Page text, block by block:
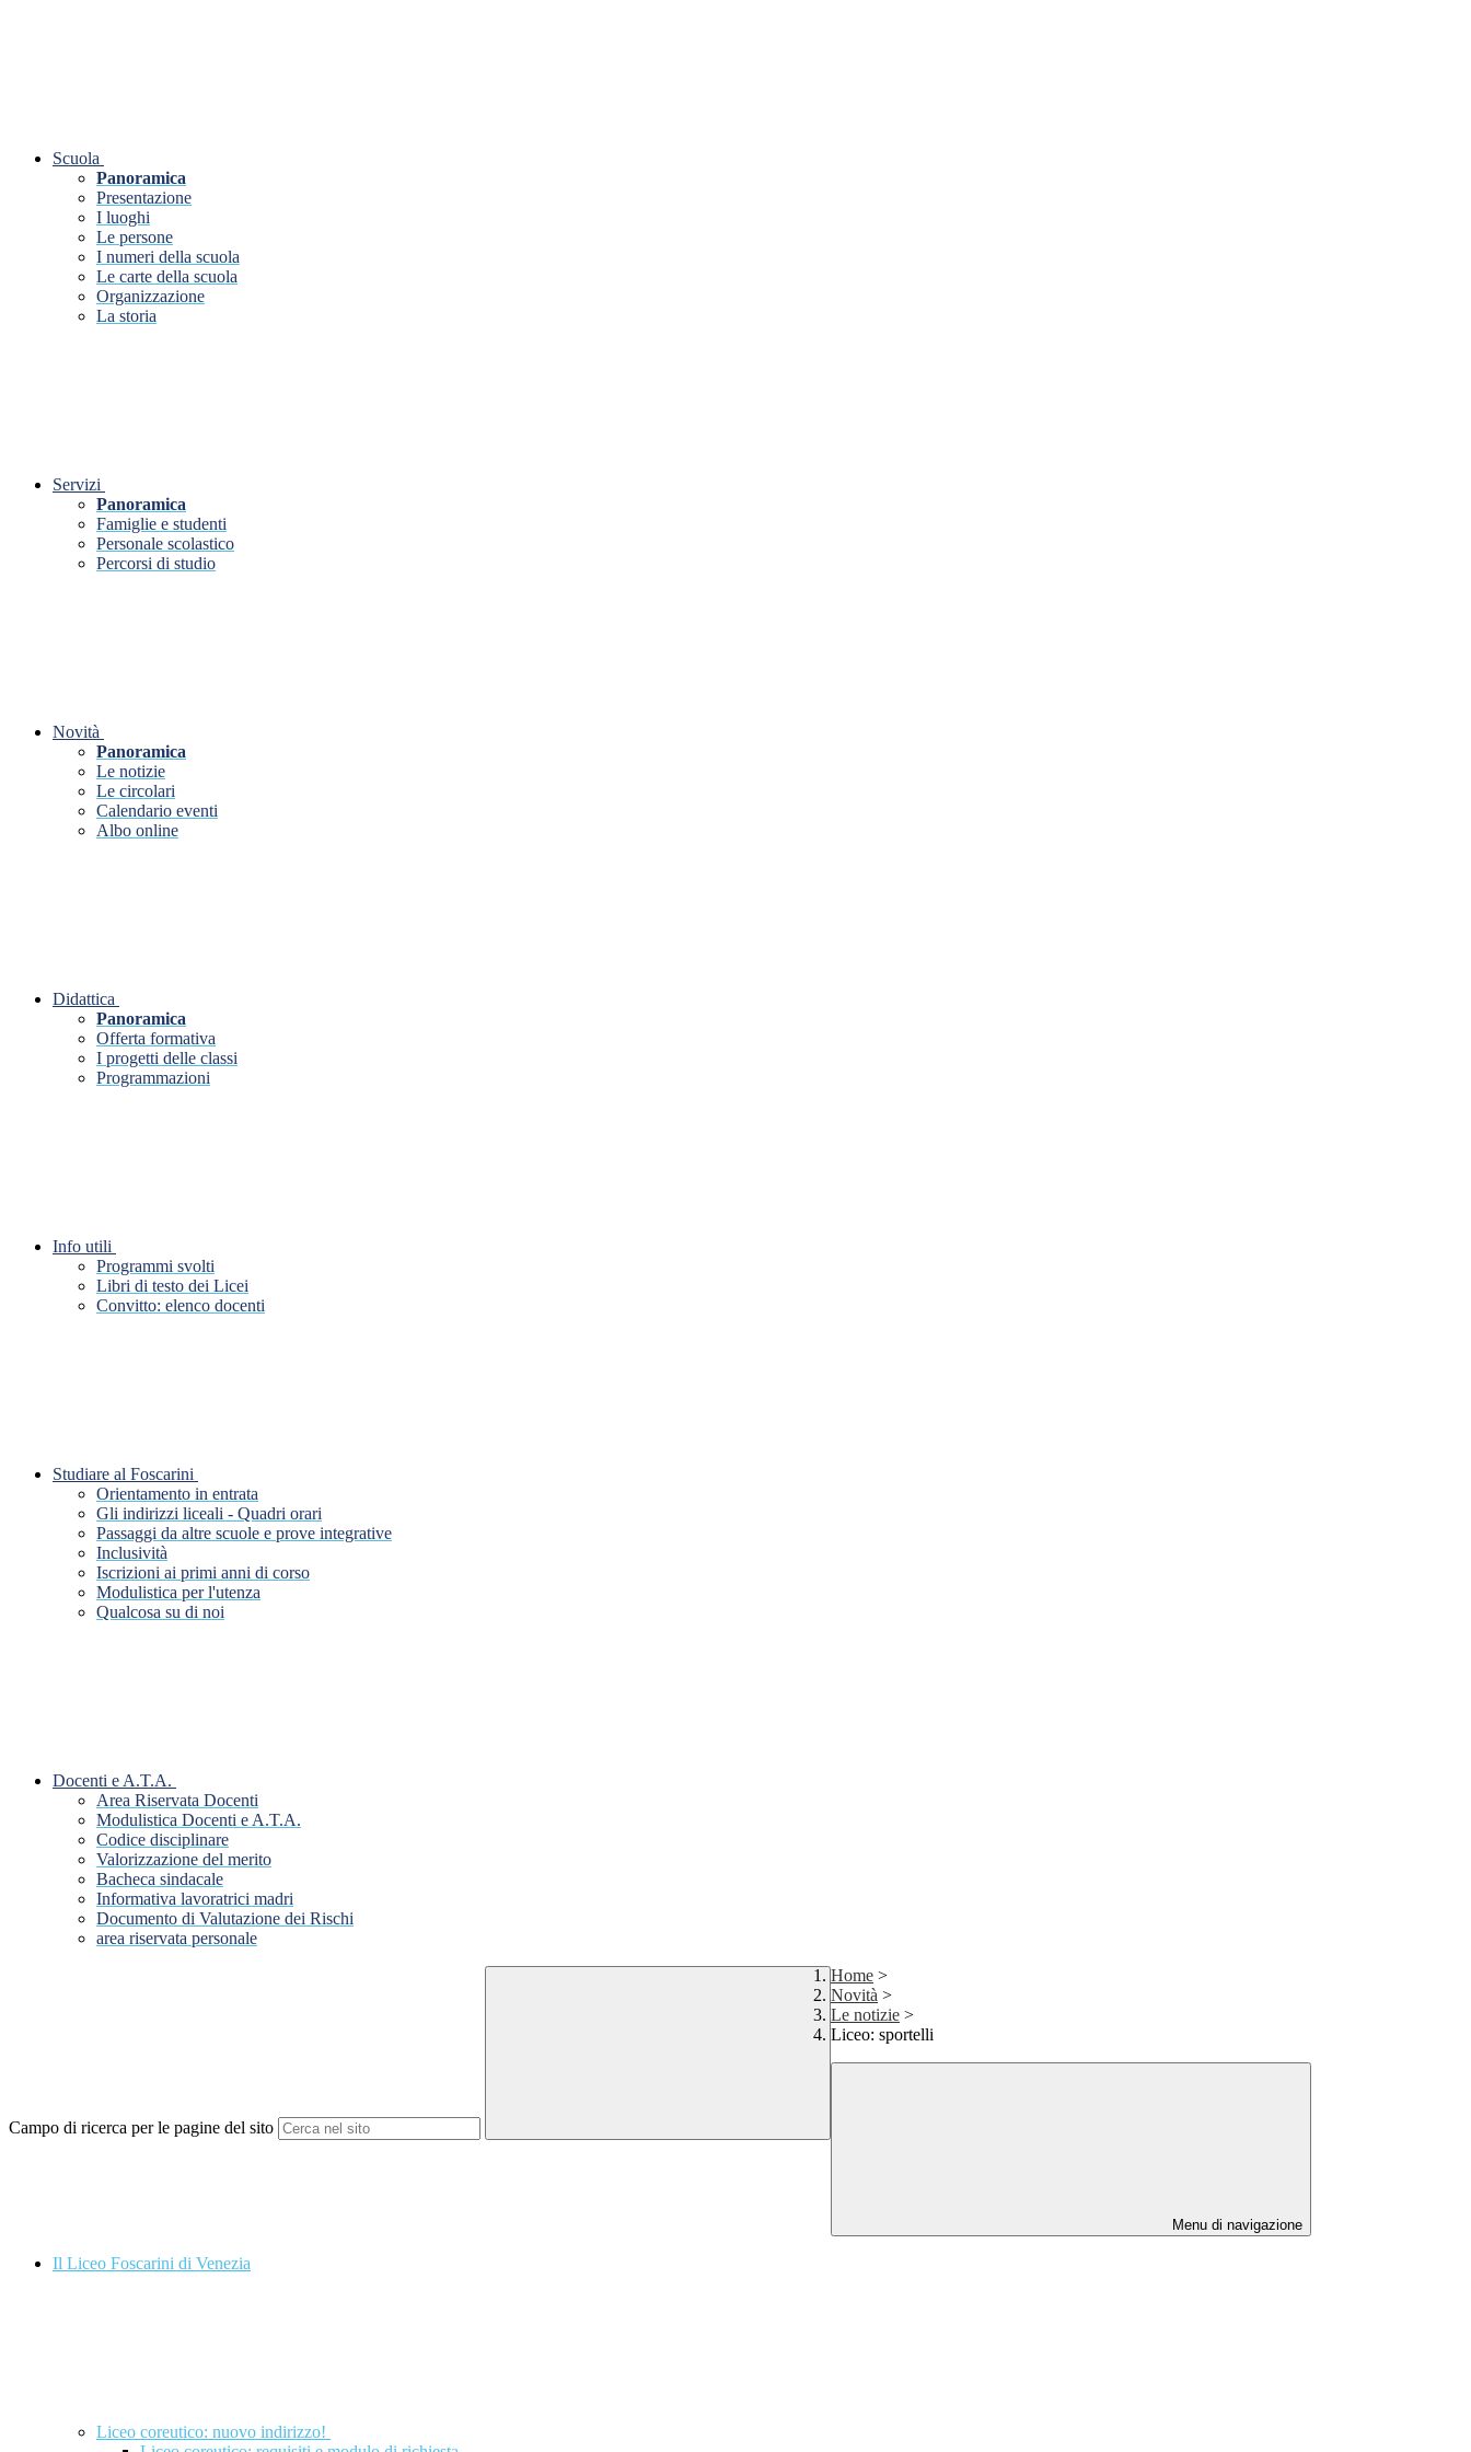
Scuola
Panoramica
Presentazione
I luoghi
Le persone
I numeri della scuola
Le carte della scuola
Organizzazione
La storia
Servizi
Panoramica
Famiglie e studenti
Personale scolastico
Percorsi di studio
Novità
Panoramica
Le notizie
Le circolari
Calendario eventi
Albo online
Didattica
Panoramica
Offerta formativa
I progetti delle classi
Programmazioni
Info utili
Programmi svolti
Libri di testo dei Licei
Convitto: elenco docenti
Studiare al Foscarini
Orientamento in entrata
Gli indirizzi liceali - Quadri orari
Passaggi da altre scuole e prove integrative
Inclusività
Iscrizioni ai primi anni di corso
Modulistica per l'utenza
Qualcosa su di noi
Docenti e A.T.A.
Area Riservata Docenti
Modulistica Docenti e A.T.A.
Codice disciplinare
Valorizzazione del merito
Bacheca sindacale
Informativa lavoratrici madri
Documento di Valutazione dei Rischi
area riservata personale
Campo di ricerca per le pagine del sito
Home >
Novità >
Le notizie >
Liceo: sportelli
Menu di navigazione
Il Liceo Foscarini di Venezia
Liceo coreutico: nuovo indirizzo!